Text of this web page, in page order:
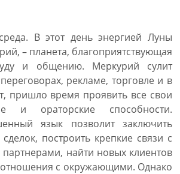
В этот день энергией Луны
– планета, благоприятствующая
и общению. Меркурий сулит
рекламе, торговле и в
пришло время проявить все свои
и ораторские способности.
язык позволит заключить
построить крепкие связи с
найти новых клиентов
отношения с окружающими. Однако